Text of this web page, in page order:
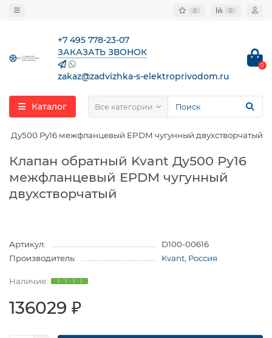
0 0
+7 495 778-23-07
ЗАКАЗАТЬ ЗВОНОК
zakaz@zadvizhka-s-elektroprivodom.ru
0
Каталог Все категории
Ду500 Ру16 межфланцевый EPDM чугунный двухстворчатый
Клапан обратный Kvant Ду500 Ру16
межфланцевый EPDM чугунный
двухстворчатый
Артикул:
D100-00616
Производитель:
Kvant, Россия
136029 ₽